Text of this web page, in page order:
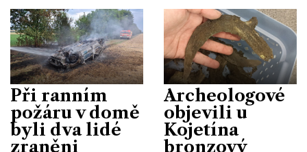
Při ranním
požáru v domě
byli dva lidé
zraněni
Archeologové
objevili u
Kojetína
bronzový